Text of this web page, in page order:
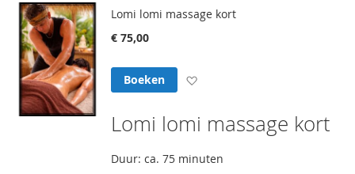
Lomi lomi massage kort
€ 75,00
Boeken
Lomi lomi massage kort
Duur: ca. 75 minuten